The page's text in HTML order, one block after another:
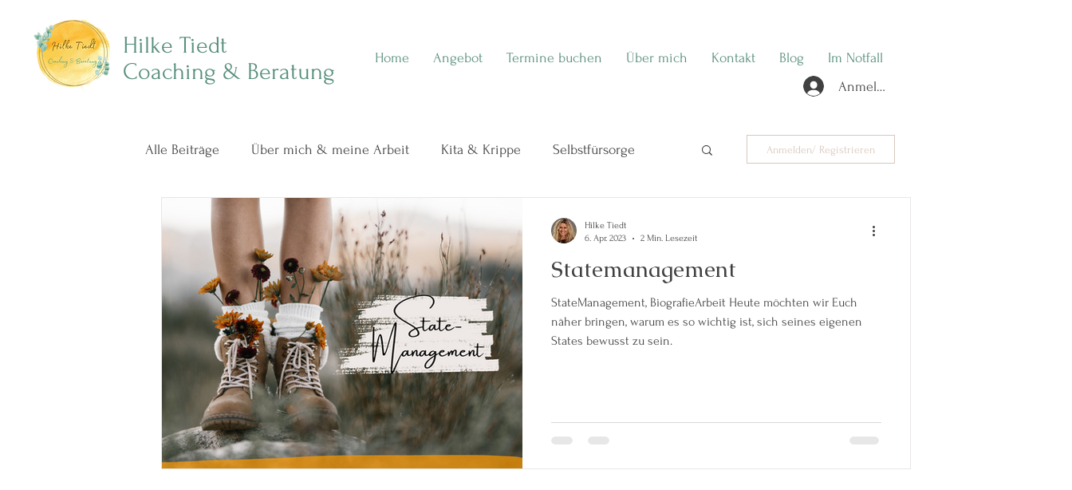
Hilke Tiedt
Coaching & Beratung
Anmelden
Home Angebot Termine buchen Über mich Kontakt Blog Im Notfall
Alle Beiträge Über mich & meine Arbeit Kita & Krippe Selbstfürsorge
Beziehungen in Verbindung leben Meine Sicht auf Kinder ❤️
Achtsamkeit im Familienalltag Themenabende HerzZeit bei ElternZeit
Podcast mit mir ❤️ Paarberatung Seminar EchtSein-Projekt Echt
Ausbildung
Anmelden/ Registrieren
Statemanagement
StateManagement, BiografieArbeit Heute möchten wir Euch
näher bringen, warum es so wichtig ist, sich seines eigenen
States bewusst zu sein.
Hilke Tiedt
6. Apr. 2023
2 Min. Lesezeit